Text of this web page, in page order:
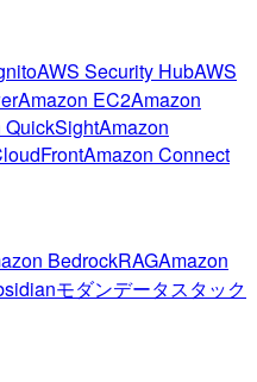
AWS Security HubAWS
Amazon EC2Amazon
QuickSightAmazon
Amazon Connect
BedrockRAGAmazon
モダンデータスタック